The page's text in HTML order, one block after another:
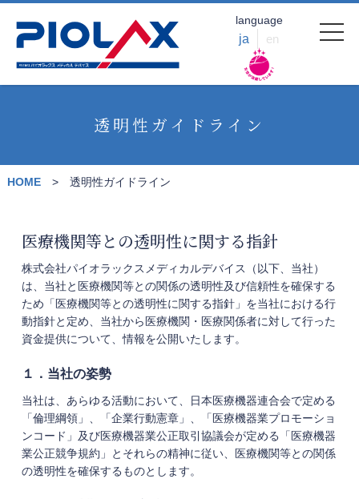
language
ja en
透明性ガイドライン
HOME 透明性ガイドライン
医療機関等との透明性に関する指針
株式会社パイオラックスメディカルデバイス（以下、当社）
は、当社と医療機関等との関係の透明性及び信頼性を確保する
ため「医療機関等との透明性に関する指針」を当社における行
動指針と定め、当社から医療機関・医療関係者に対して行った
資金提供について、情報を公開いたします。
１．当社の姿勢
当社は、あらゆる活動において、日本医療機器連合会で定める
「倫理綱領」、「企業行動憲章」、「医療機器業プロモーショ
ンコード」及び医療機器業公正取引協議会が定める「医療機器
業公正競争規約」とそれらの精神に従い、医療機関等との関係
の透明性を確保するものとします。